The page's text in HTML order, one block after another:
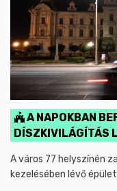
A NAPOKBAN
DÍSZKIVILÁGÍTÁS
A város 77 helyszínén
kezelésében lévő